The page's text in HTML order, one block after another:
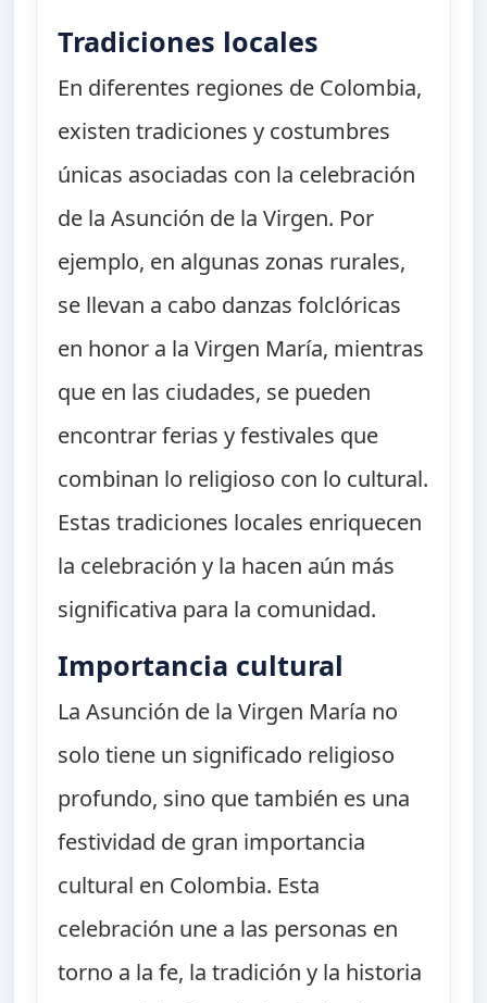
Tradiciones locales
En diferentes regiones de Colombia,
existen tradiciones y costumbres
únicas asociadas con la celebración
de la Asunción de la Virgen. Por
ejemplo, en algunas zonas rurales,
se llevan a cabo danzas folclóricas
en honor a la Virgen María, mientras
que en las ciudades, se pueden
encontrar ferias y festivales que
combinan lo religioso con lo cultural.
Estas tradiciones locales enriquecen
la celebración y la hacen aún más
significativa para la comunidad.
Importancia cultural
La Asunción de la Virgen María no
solo tiene un significado religioso
profundo, sino que también es una
festividad de gran importancia
cultural en Colombia. Esta
celebración une a las personas en
torno a la fe, la tradición y la historia